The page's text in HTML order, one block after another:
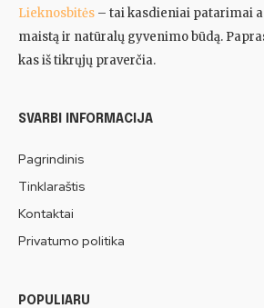
Lieknosbitės – tai kasdieniai patarimai
maistą ir natūralų gyvenimo būdą.
kas iš tikrųjų praverčia.
SVARBI INFORMACIJA
Pagrindinis
Tinklaraštis
Kontaktai
Privatumo politika
POPULIARU